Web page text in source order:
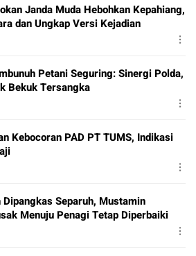
Janda Muda Hebohkan Kepahiang,
dan Ungkap Versi Kejadian
Petani Seguring: Sinergi Polda,
Bekuk Tersangka
Kebocoran PAD PT TUMS, Indikasi
Separuh, Mustamin
Menuju Penagi Tetap Diperbaiki